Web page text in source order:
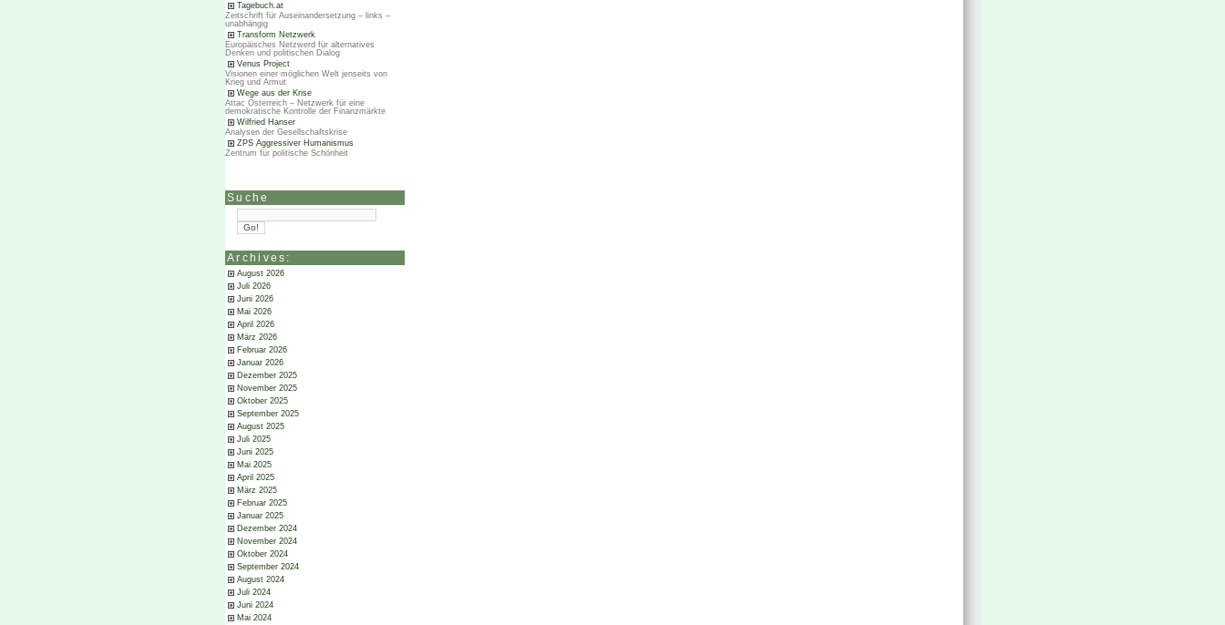
Tagebuch.at
Zeitschrift für Auseinandersetzung – links –
unabhängig
Transform Netzwerk
Europäisches Netzwerd für alternatives
Denken und politischen Dialog
Venus Project
Visionen einer möglichen Welt jenseits von
Krieg und Armut
Wege aus der Krise
Attac Österreich – Netzwerk für eine
demokratische Kontrolle der Finanzmärkte
Wilfried Hanser
Analysen der Gesellschaftskrise
ZPS Aggressiver Humanismus
Zentrum für politische Schönheit
Suche
Archives:
August 2026
Juli 2026
Juni 2026
Mai 2026
April 2026
März 2026
Februar 2026
Januar 2026
Dezember 2025
November 2025
Oktober 2025
September 2025
August 2025
Juli 2025
Juni 2025
Mai 2025
April 2025
März 2025
Februar 2025
Januar 2025
Dezember 2024
November 2024
Oktober 2024
September 2024
August 2024
Juli 2024
Juni 2024
Mai 2024